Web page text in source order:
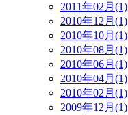
2011年02月(1)
2010年12月(1)
2010年10月(1)
2010年08月(1)
2010年06月(1)
2010年04月(1)
2010年02月(1)
2009年12月(1)